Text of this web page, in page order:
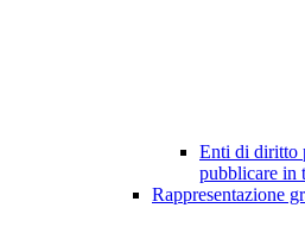
Enti di diritto
pubblicare in
Rappresentazione